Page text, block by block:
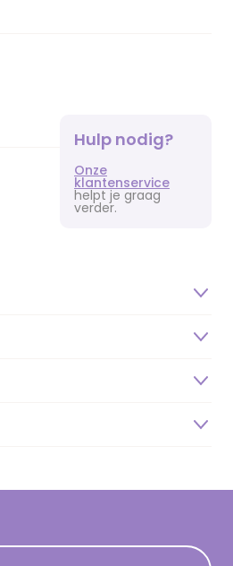
Hulp nodig?
Onze
klantenservice
helpt je graag
verder.